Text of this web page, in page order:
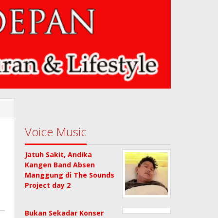
Voice Music
Jatuh Sakit, Andika
Kangen Band Absen
Manggung di The Sounds
Project day 2
Bukan Sekadar Konser